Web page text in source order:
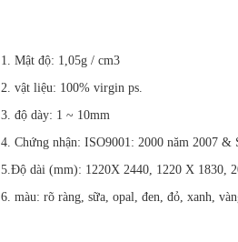
1. Mật độ: 1,05g / cm3
2. vật liệu: 100% virgin ps.
3. độ dày: 1 ~ 10mm
4. Chứng nhận: ISO9001: 2000 năm 2007 &
5.Độ dài (mm): 1220X 2440, 1220 X 1830,
6. màu: rõ ràng, sữa, opal, đen, đỏ, xanh,